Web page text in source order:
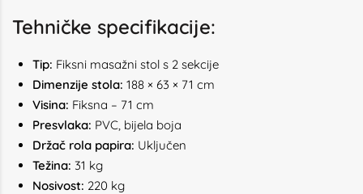
Tehničke specifikacije:
Tip: Fiksni masažni stol s 2 sekcije
Dimenzije stola: 188 × 63 × 71 cm
Visina: Fiksna – 71 cm
Presvlaka: PVC, bijela boja
Držač rola papira: Uključen
Težina: 31 kg
Nosivost: 220 kg